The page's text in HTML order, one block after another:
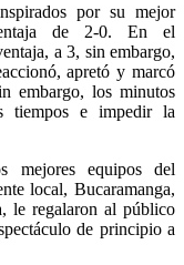
por su mejor
de 2-0. En el
a 3, sin embargo,
apretó y marcó
embargo, los minutos
tiempos e impedir la
mejores equipos del
local, Bucaramanga,
le regalaron al público
de principio a